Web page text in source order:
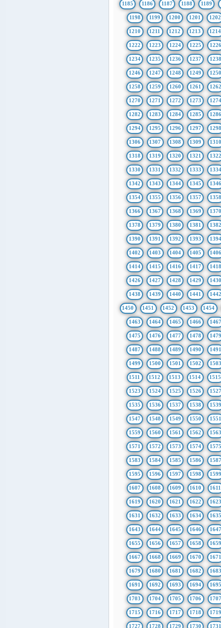
1185 1186 1187 1188 1189
1198 1199 1200 1201 1202
1210 1211 1212 1213 1214
1222 1223 1224 1225 1226
1234 1235 1236 1237 1238
1246 1247 1248 1249 1250
1258 1259 1260 1261 1262
1270 1271 1272 1273 1274
1282 1283 1284 1285 1286
1294 1295 1296 1297 1298
1306 1307 1308 1309
1318 1319 1320 1321 1322
1330 1331 1332 1333 1334
1342 1343 1344 1345 1346
1354 1355 1356 1357 1358
1366 1367 1368 1369 1370
1378 1379 1380 1381 1382
1390 1391 1392 1393 1394
1402 1403 1404 1405
1414 1415 1416 1417 1418
1426 1427 1428 1429 1430
1438 1439 1440 1441 1442
1450 1451 1452 1453 1454
1463 1464 1465 1466 1467
1475 1476 1477 1478 1479
1487 1488 1489 1490 1491
1499 1500 1501 1502 1503
1511 1512 1513 1514 1515
1523 1524 1525 1526 1527
1535 1536 1537 1538 1539
1547 1548 1549 1550 1551
1559 1560 1561 1562 1563
1571 1572 1573 1574 1575
1583 1584 1585 1586 1587
1595 1596 1597 1598 1599
1607 1608 1609 1610 1611
1619 1620 1621 1622 1623
1631 1632 1633 1634 1635
1643 1644 1645 1646 1647
1655 1656 1657 1658 1659
1667 1668 1669 1670 1671
1679 1680 1681 1682 1683
1691 1692 1693 1694 1695
1703 1704 1705 1706
1715 1716 1717 1718 1719
1727 1728 1729 1730 1731